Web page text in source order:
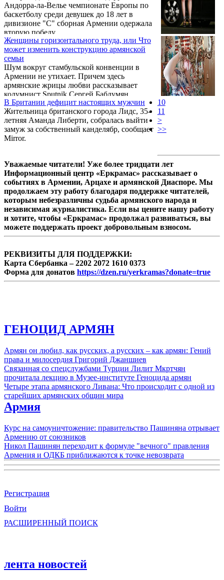
Андорра-ла-Велье чемпионате Европы по
баскетболу среди девушек до 18 лет в
дивизионе "С" сборная Армении одержала
вторую победу.
Женщины горизонтального труда, или Что
может изменить конструкцию армянской
семьи
Шум вокруг стамбульской конвенции в
Армении не утихает. Причем здесь
армянские жрицы любви рассказывает
колумнист Sputnik Сергей Баблумян..
В Британии дефицит настоящих мужчин
Жительница британского города Лидс, 35-
летняя Аманда Либерти, собралась выйти
замуж за собственный канделябр, сообщает
Mirror.
10
11
>
>>
Уважаемые читатели! Уже более тридцати лет
Информационный центр «Еркрамас» рассказывает о
событиях в Армении, Арцахе и армянской Диаспоре. Мы
продолжаем эту работу благодаря поддержке читателей,
которым небезразличны судьба армянского народа и
независимая журналистика. Если вы цените нашу работу
и хотите, чтобы «Еркрамас» продолжал развиваться, вы
можете поддержать проект добровольным взносом.
РЕКВИЗИТЫ ДЛЯ ПОДДЕРЖКИ:
Карта Сбербанка – 2202 2072 1610 0373
Форма для донатов https://dzen.ru/yerkramas?donate=true
ГЕНОЦИД АРМЯН
Армян он любил, как русских, а русских – как армян: Гений
права и милосердия Григорий Джаншиев
Связанная со спецслужбами Турции Лилит Мкртчян
прочитала лекцию в Музее-институте Геноцида армян
Четыре этапа армянского Ливана: Что происходит с одной из
старейших армянских общин мира
Армия
Курс на самоуничтожение: правительство Пашиняна отрывает
Армению от союзников
Никол Пашинян переходит к формуле "вечного" правления
Армения и ОДКБ приближаются к точке невозврата
Регистрация
Войти
РАСШИРЕННЫЙ ПОИСК
лента новостей